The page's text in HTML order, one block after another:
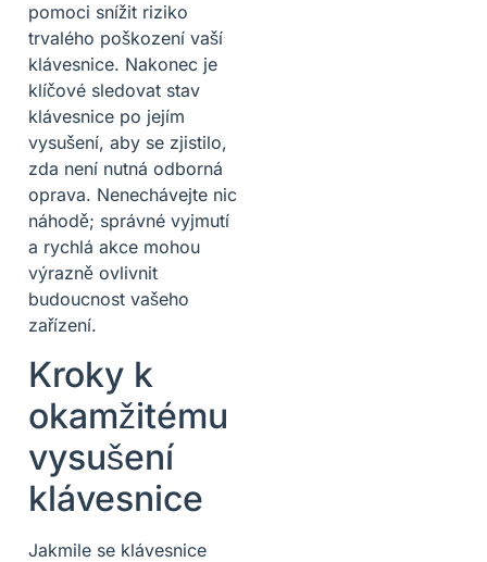
pomoci snížit riziko
trvalého poškození vaší
klávesnice. Nakonec je
klíčové sledovat stav
klávesnice po jejím
vysušení, aby se zjistilo,
zda není nutná odborná
oprava. Nenechávejte nic
náhodě; správné vyjmutí
a rychlá akce mohou
výrazně ovlivnit
budoucnost vašeho
zařízení.
Kroky k
okamžitému
vysušení
klávesnice
Jakmile se klávesnice